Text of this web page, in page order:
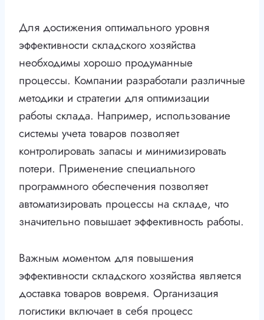
Для достижения оптимального уровня
эффективности складского хозяйства
необходимы хорошо продуманные
процессы. Компании разработали различные
методики и стратегии для оптимизации
работы склада. Например, использование
системы учета товаров позволяет
контролировать запасы и минимизировать
потери. Применение специального
программного обеспечения позволяет
автоматизировать процессы на складе, что
значительно повышает эффективность работы.
Важным моментом для повышения
эффективности складского хозяйства является
доставка товаров вовремя. Организация
логистики включает в себя процесс